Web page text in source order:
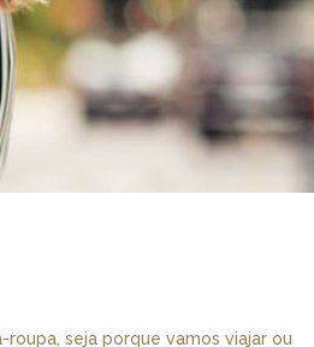
seja porque vamos viajar ou